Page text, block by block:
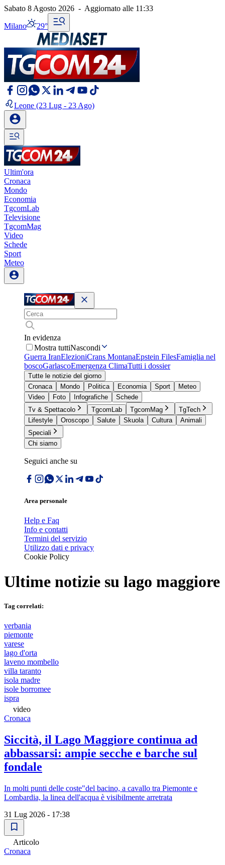
Sabato 8 Agosto 2026 - Aggiornato alle 11:33
Milano 29°
Leone (23 Lug - 23 Ago)
Ultim'ora
Cronaca
Mondo
Economia
TgcomLab
Televisione
TgcomMag
Video
Schede
Sport
Meteo
In evidenza
Mostra tuttiNascondi
Guerra IranElezioniCrans MontanaEpstein FilesFamiglia nel
boscoGarlascoEmergenza ClimaTutti i dossier
Tutte le notizie del giorno
Cronaca
Mondo Politica Economia Sport
Meteo
Video
Foto Infografiche
Schede
Tv & Spettacolo
TgcomLab TgcomMag
TgTech
Lifestyle
Oroscopo Salute Skuola Cultura
Animali
Speciali
Chi siamo
Seguici anche su
Area personale
Help e Faq
Info e contatti
Termini del servizio
Utilizzo dati e privacy
Cookie Policy
Ultime notizie su lago maggiore
Tag correlati:
verbania
piemonte
varese
lago d'orta
laveno mombello
villa taranto
isola madre
isole borromee
ispra
video
Cronaca
Siccità, il Lago Maggiore continua ad
abbassarsi: ampie secche e barche sul
fondale
In molti punti delle coste"del bacino, a cavallo tra Piemonte e
Lombardia, la linea dell'acqua è visibilmente arretrata
31 Lug 2026 - 17:38
Articolo
Cronaca